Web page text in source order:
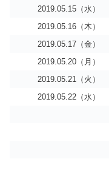
2019.05.15（水）
2019.05.16（木）
2019.05.17（金）
2019.05.20（月）
2019.05.21（火）
2019.05.22（水）